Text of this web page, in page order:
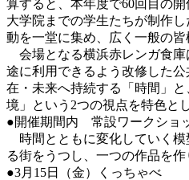
算すると、本年度で60回目の
大学院までの学生たちが制作
動を一堂に集め、広く一般の皆
会場となる横浜赤レンガ食庫
途に利用できるよう改修した
在・未来へ持続する「時間」
境」という2つの視点を特色と
●開催期間内 常設ワークショ
時間とともに変化していく
る街をうつし、一つの作品を作
●3月15日（金）くっちゃべ